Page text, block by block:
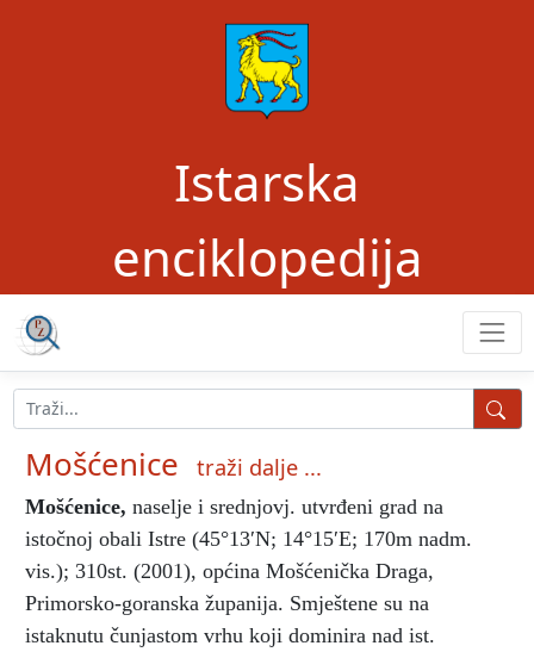
Istarska
enciklopedija
Mošćenice traži dalje ...
Mošćenice, naselje i srednjovj. utvrđeni grad na
istočnoj obali Istre (45°13′N; 14°15′E; 170m nadm.
vis.); 310st. (2001), općina Mošćenička Draga,
Primorsko-goranska županija. Smještene su na
istaknutu čunjastom vrhu koji dominira nad ist.